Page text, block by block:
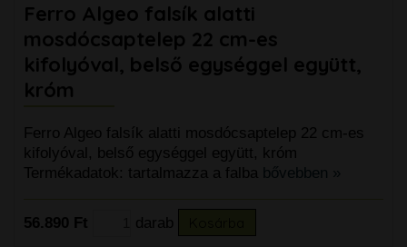
Ferro Algeo falsík alatti
mosdócsaptelep 22 cm-es
kifolyóval, belső egységgel együtt,
króm
Ferro Algeo falsík alatti mosdócsaptelep 22 cm-es
kifolyóval, belső egységgel együtt, króm
Termékadatok: tartalmazza a falba bővebben »
56.890 Ft darab